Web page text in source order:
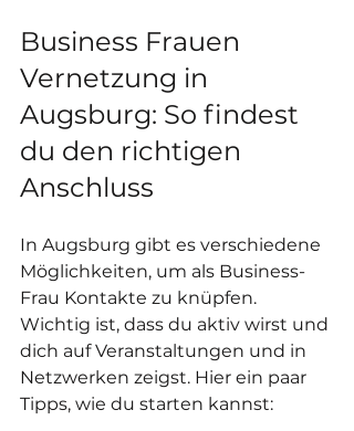
Business Frauen
Vernetzung in
Augsburg: So findest
du den richtigen
Anschluss
In Augsburg gibt es verschiedene
Möglichkeiten, um als Business-
Frau Kontakte zu knüpfen.
Wichtig ist, dass du aktiv wirst und
dich auf Veranstaltungen und in
Netzwerken zeigst. Hier ein paar
Tipps, wie du starten kannst: